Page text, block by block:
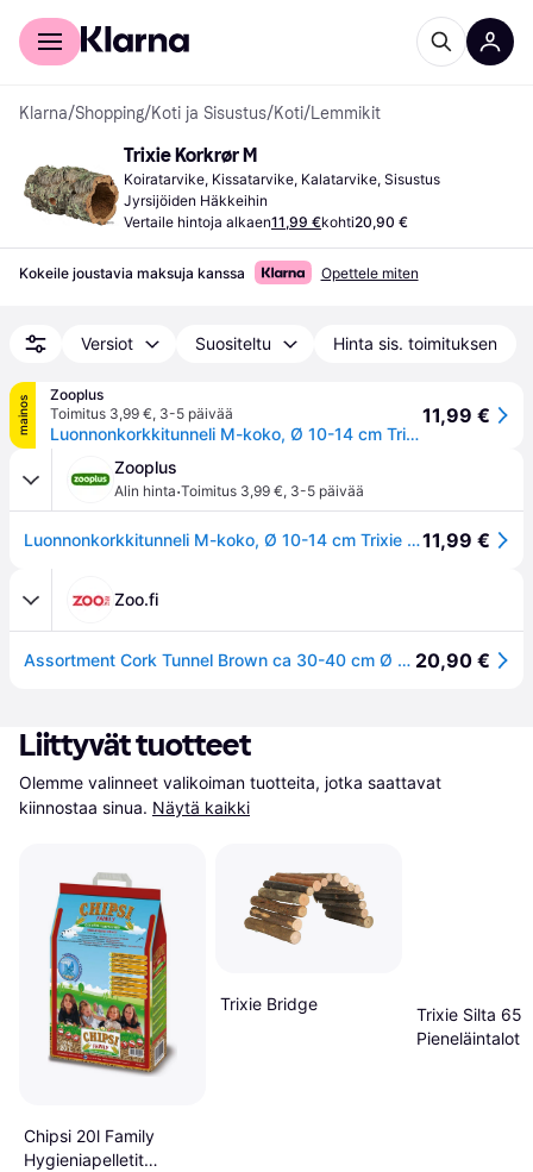
Kuluttajille
Klarna/Shopping/Koti ja Sisustus/Koti/Lemmikit
Trixie Korkrør M
Koiratarvike, Kissatarvike, Kalatarvike, Sisustus
Jyrsijöiden Häkkeihin
Vertaile hintoja alkaen11,99 €kohti20,90 €
Kokeile joustavia maksuja kanssa Opettele miten
Versiot Suositeltu Hinta sis. toimituksen
mainos
Zooplus
Toimitus 3,99 €, 3-5 päivää
Luonnonkorkkitunneli M-koko, Ø 10-14 cm Trixie pieneläimille
11,99 €
Zooplus
Alin hinta·Toimitus 3,99 €, 3-5 päivää
Luonnonkorkkitunneli M-koko, Ø 10-14 cm Trixie pieneläimille11,99 €
Zoo.fi
Assortment Cork Tunnel Brown ca 30-40 cm Ø 14 cm - Pieneläimet - Pesät ja häkkitarvikkeet - Leikkitunnelit ja Putket - Trixie 20,90 €
Liittyvät tuotteet
Olemme valinneet valikoiman tuotteita, jotka saattavat
kiinnostaa sinua. Näytä kaikki
Chipsi 20l Family
Hygieniapelletit
Trixie Bridge
Trixie Silta 65
Pieneläintalot